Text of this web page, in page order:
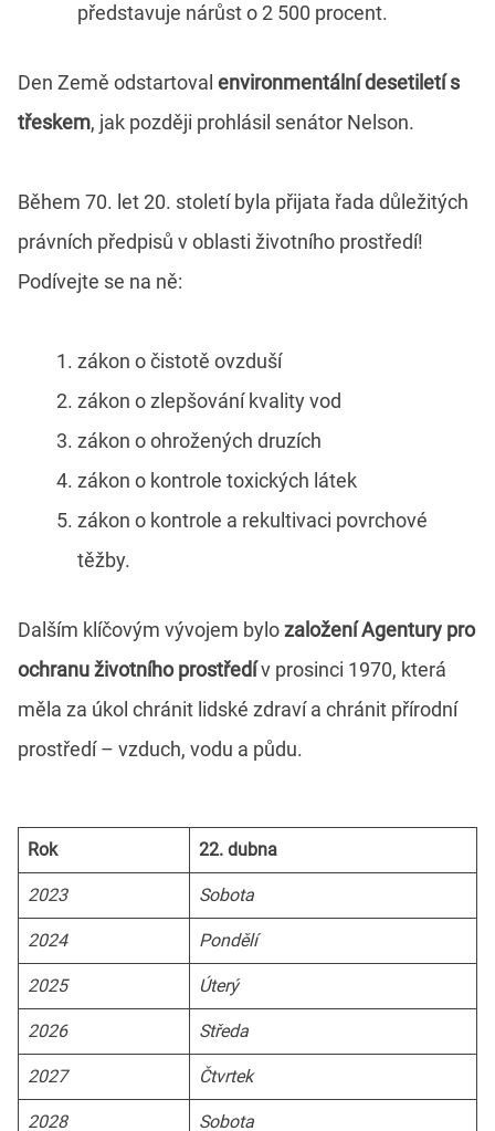
představuje nárůst o 2 500 procent.
Den Země odstartoval environmentální desetiletí s
třeskem, jak později prohlásil senátor Nelson.
Během 70. let 20. století byla přijata řada důležitých
právních předpisů v oblasti životního prostředí!
Podívejte se na ně:
zákon o čistotě ovzduší
zákon o zlepšování kvality vod
zákon o ohrožených druzích
zákon o kontrole toxických látek
zákon o kontrole a rekultivaci povrchové
těžby.
Dalším klíčovým vývojem bylozaložení Agentury pro
ochranu životního prostředív prosinci 1970, která
měla za úkol chránit lidské zdraví a chránit přírodní
prostředí – vzduch, vodu a půdu.
Rok 22. dubna
2023 Sobota
2024 Pondělí
2025 Úterý
2026 Středa
2027 Čtvrtek
2028 Sobota